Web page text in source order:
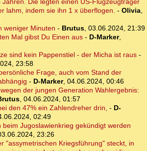
Jahren. Die legten einen US-Flugzeugträger
lahm, indem sie ihn 1 x überflogen. - Olivia,
weniger Minuten - Brutus, 03.06.2024, 21:39
Mal gibst Du Einen aus- D-Marker,
sind kein Pappenstiel - der Micha ist raus-
23:58
Frage, auch vom Stand der
- D-Marker, 04.06.2024, 00:46
der jungen Generation Wahlergebnis:
, 04.06.2024, 01:57
den 47% ein Zahlendreher drin, - D-
02:49
beim Jugoslawienkrieg gekündigt werden
23:26
"assymetrischen Kriegsführung" steckt, in